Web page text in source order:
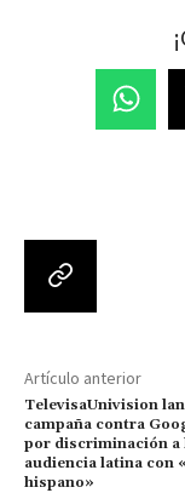
Artículo anterior
TelevisaUnivision
campaña contra
por discriminación a
audiencia latina con
hispano»